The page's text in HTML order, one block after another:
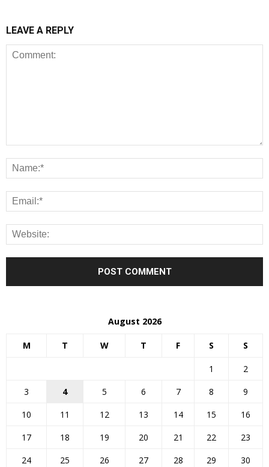
LEAVE A REPLY
August 2026
M T W T F S S
1
2
3
4 5 6 7 8
9
10
11 12 13 14 15
16
17
18 19 20 21 22
23
24
25 26 27 28 29
30